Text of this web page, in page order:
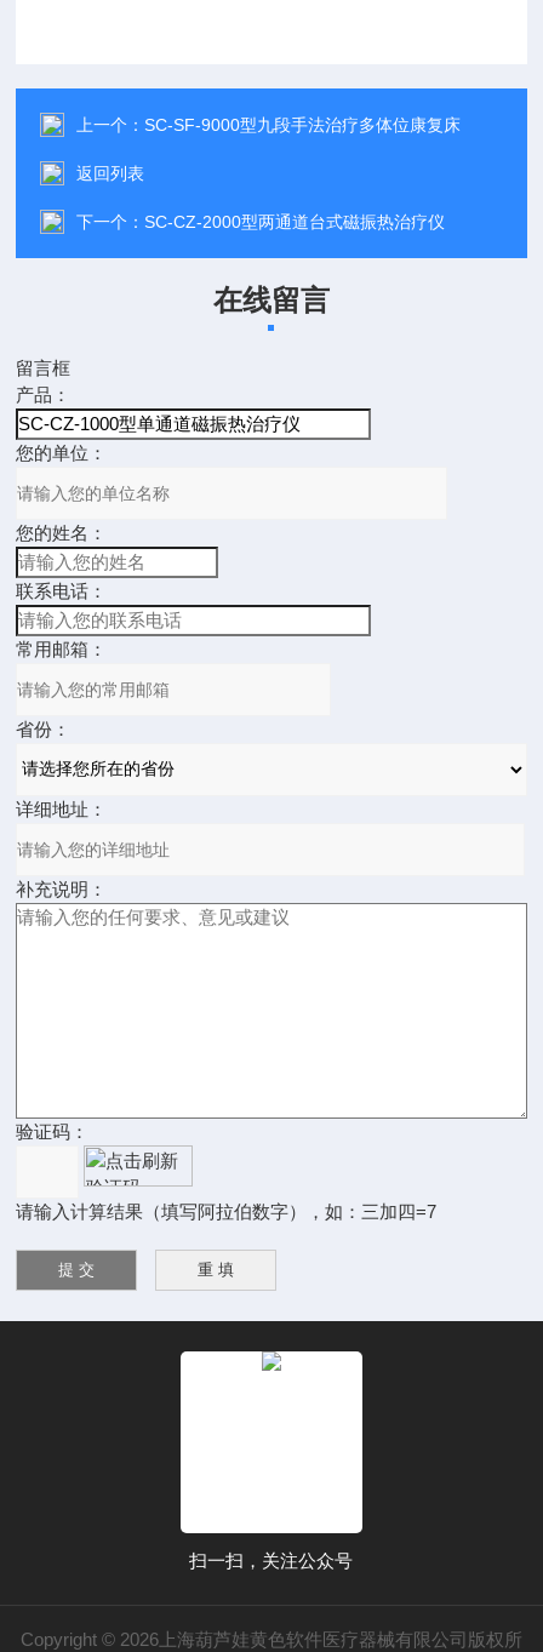
上一个：SC-SF-9000型九段手法治疗多体位康复床
返回列表
下一个：SC-CZ-2000型两通道台式磁振热治疗仪
在线留言
留言框
产品：
您的单位：
您的姓名：
联系电话：
常用邮箱：
省份：
详细地址：
补充说明：
验证码：
请输入计算结果（填写阿拉伯数字），如：三加四=7
扫一扫，关注公众号
Copyright © 2026上海葫芦娃黄色软件医疗器械有限公司版权所